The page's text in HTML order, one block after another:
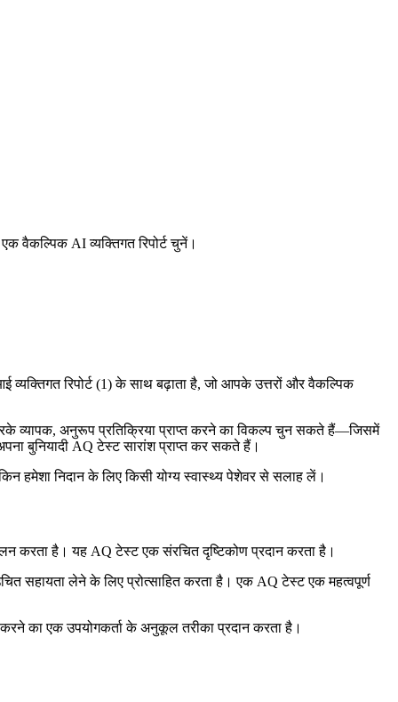
वैकल्पिक AI व्यक्तिगत रिपोर्ट चुनें।
व्यक्तिगत रिपोर्ट (1) के साथ बढ़ाता है, जो आपके उत्तरों और वैकल्पिक
व्यापक, अनुरूप प्रतिक्रिया प्राप्त करने का विकल्प चुन सकते हैं—जिसमें
बुनियादी AQ टेस्ट सारांश प्राप्त कर सकते हैं।
हमेशा निदान के लिए किसी योग्य स्वास्थ्य पेशेवर से सलाह लें।
करता है। यह AQ टेस्ट एक संरचित दृष्टिकोण प्रदान करता है।
सहायता लेने के लिए प्रोत्साहित करता है। एक AQ टेस्ट एक महत्वपूर्ण
का एक उपयोगकर्ता के अनुकूल तरीका प्रदान करता है।